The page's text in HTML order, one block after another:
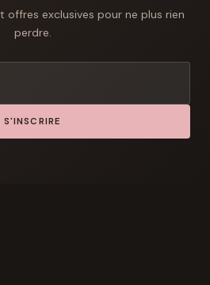
offres exclusives pour ne plus rien
perdre.
S'INSCRIRE